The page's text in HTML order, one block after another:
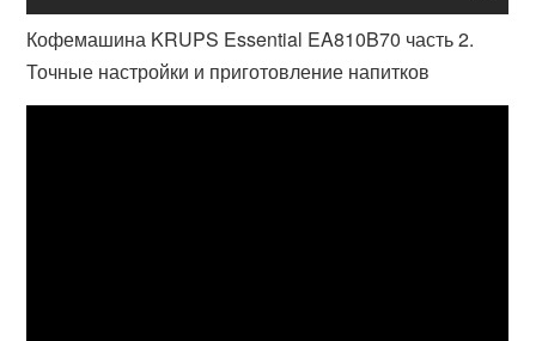
Кофемашина KRUPS Essential EA810B70 часть 2.
Точные настройки и приготовление напитков